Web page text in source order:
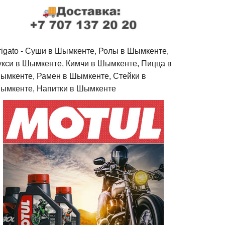
- Cуши в Шымкенте, Ролы в Шымкенте,
в Шымкенте, Кимчи в Шымкенте, Пицца в
Рамен в Шымкенте, Стейки в
Напитки в Шымкенте